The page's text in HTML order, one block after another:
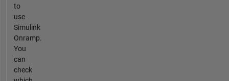
to
use
Simulink
Onramp.
You
can
check